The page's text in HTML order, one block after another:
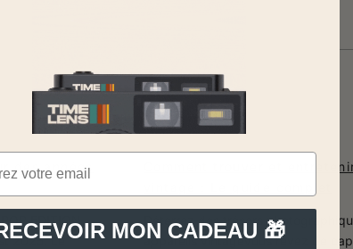
des années
EDITION
2025. Le
Comment trouver et
Déterrez des trésors
appareils vintageVous rêvez de
MON CADEAU 🎁